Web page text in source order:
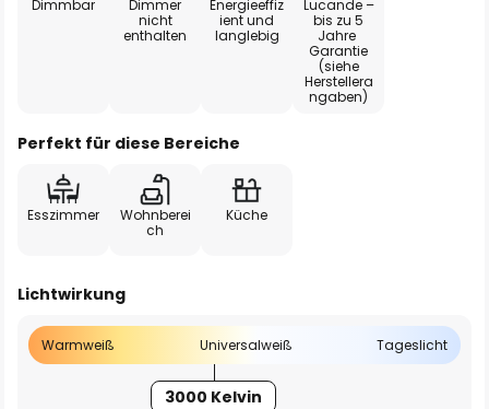
Dimmbar
Dimmer
nicht
enthalten
Energieeffiz
ient und
langlebig
Lucande –
bis zu 5
Jahre
Garantie
(siehe
Herstellera
ngaben)
Perfekt für diese Bereiche
Esszimmer
Wohnberei
ch
Küche
Lichtwirkung
Warmweiß Universalweiß Tageslicht
3000 Kelvin